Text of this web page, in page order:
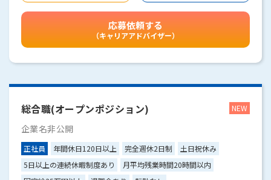
応募依頼する
（キャリアアドバイザー）
総合職(オープンポジション)
企業名非公開
正社員 年間休日120日以上 完全週休2日制
土日祝休み
5日以上の連続休暇制度あり
月平均残業時間20時間以内